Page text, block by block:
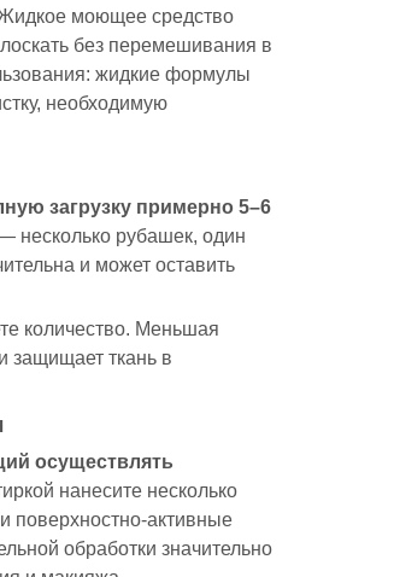
моющее средство
без перемешивания в
жидкие формулы
необходимую
загрузку примерно 5–6
несколько рубашек, один
и может оставить
количество. Меньшая
защищает ткань в
осуществлять
нанесите несколько
поверхностно-активные
обработки значительно